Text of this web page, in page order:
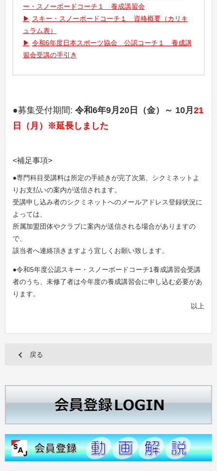
ー・スノーボードコーチ１ 養成講習会
スキー・スノーボードコーチ１ 資格概要（カリキ
ュラム表）
令和6年度日本スポーツ協会 公認コーチ１ 養成講
習会受講の手引き
●募集受付期間: 令和6年9月20日（金）～ 10月 21
日（月）※延長しました
<補足事項>
●専門科目受講料は所定の手続きが完了次第、シクミネットよ
りお支払いの案内が送信されます。
受講申し込み者のシクミネットへのメールアドレス登録状況に
よっては、
所属加盟団体やクラブに案内が送信される場合がありますの
で、
該当者へ連絡頂きますよう宜しくお願い致します。
●令和5年度公認スキー・スノーボードコーチ1養成講習会受講
者のうち、未修了者は今年度の養成講習会に申し込む必要があ
ります。
以上
戻る